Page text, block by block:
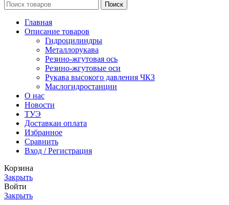
Поиск
Главная
Описание товаров
Гидроцилиндры
Металлорукава
Резино-жгутовая ось
Резино-жгутовые оси
Рукава высокого давления ЧКЗ
Маслогидростанции
О нас
Новости
ТУЭ
Доставкаи оплата
Избранное
Сравнить
Вход / Регистрация
Корзина
Закрыть
Войти
Закрыть